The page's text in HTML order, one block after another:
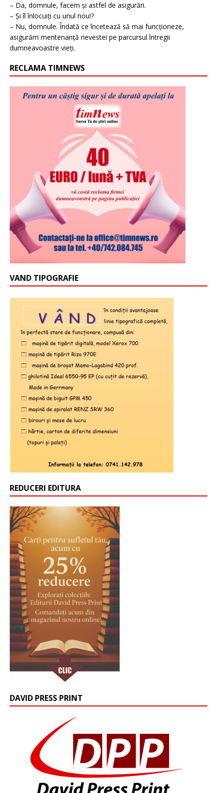
– Da, domnule, facem și astfel de asigurări.
– Și îl înlocuiți cu unul nou!?
– Nu, domnule. Îndată ce încetează să mai funcționeze,
asigurăm mentenanță nevestei pe parcursul întregii
dumneavoastre vieți.
RECLAMA TIMNEWS
VAND TIPOGRAFIE
REDUCERI EDITURA
DAVID PRESS PRINT